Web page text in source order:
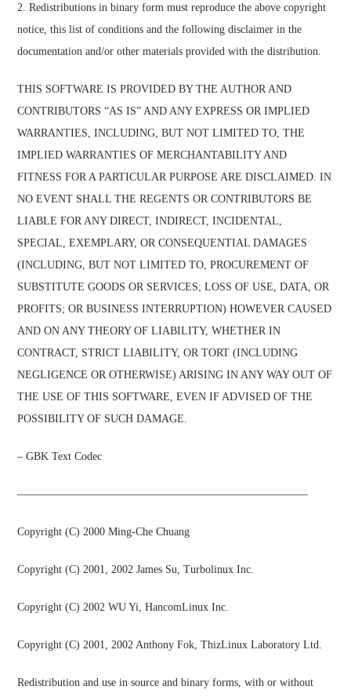
2. Redistributions in binary form must reproduce the above copyright
notice, this list of conditions and the following disclaimer in the
documentation and/or other materials provided with the distribution.
THIS SOFTWARE IS PROVIDED BY THE AUTHOR AND
CONTRIBUTORS “AS IS” AND ANY EXPRESS OR IMPLIED
WARRANTIES, INCLUDING, BUT NOT LIMITED TO, THE
IMPLIED WARRANTIES OF MERCHANTABILITY AND
FITNESS FOR A PARTICULAR PURPOSE ARE DISCLAIMED. IN
NO EVENT SHALL THE REGENTS OR CONTRIBUTORS BE
LIABLE FOR ANY DIRECT, INDIRECT, INCIDENTAL,
SPECIAL, EXEMPLARY, OR CONSEQUENTIAL DAMAGES
(INCLUDING, BUT NOT LIMITED TO, PROCUREMENT OF
SUBSTITUTE GOODS OR SERVICES; LOSS OF USE, DATA, OR
PROFITS; OR BUSINESS INTERRUPTION) HOWEVER CAUSED
AND ON ANY THEORY OF LIABILITY, WHETHER IN
CONTRACT, STRICT LIABILITY, OR TORT (INCLUDING
NEGLIGENCE OR OTHERWISE) ARISING IN ANY WAY OUT OF
THE USE OF THIS SOFTWARE, EVEN IF ADVISED OF THE
POSSIBILITY OF SUCH DAMAGE.
– GBK Text Codec
——————————————————————————–
Copyright (C) 2000 Ming-Che Chuang
Copyright (C) 2001, 2002 James Su, Turbolinux Inc.
Copyright (C) 2002 WU Yi, HancomLinux Inc.
Copyright (C) 2001, 2002 Anthony Fok, ThizLinux Laboratory Ltd.
Redistribution and use in source and binary forms, with or without